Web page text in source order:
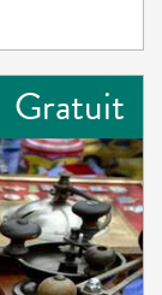
Gratuit